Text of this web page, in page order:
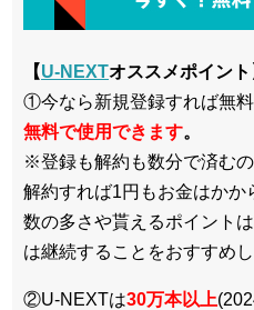
【U-NEXTオススメポイント
①今なら新規登録すれば無
無料で使用できます。
※登録も解約も数分で済む
解約すれば1円もお金はかか
数の多さや貰えるポイント
は継続することをおすすめし
②U-NEXTは30万本以上